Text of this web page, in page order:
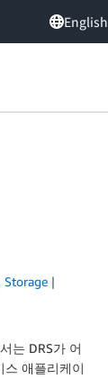
English
Storage
는 DRS가 어
스 애플리케이